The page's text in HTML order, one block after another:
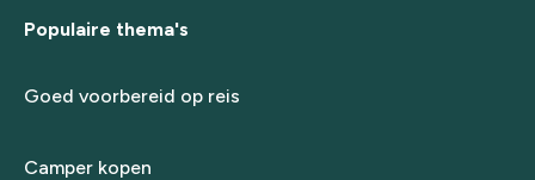
Populaire thema's
Goed voorbereid op reis
Camper kopen